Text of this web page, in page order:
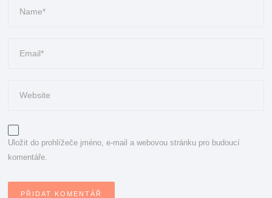
Uložit do prohlížeče jméno, e-mail a webovou stránku pro budoucí
komentáře.